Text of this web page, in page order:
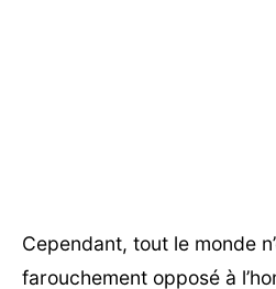
Cependant, tout le monde
farouchement opposé à